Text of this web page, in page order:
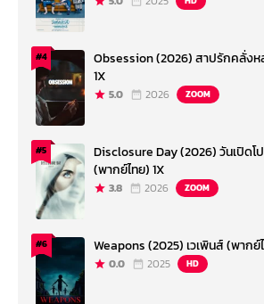
#4
Obsession (2026) สาปรักคลั่ง
1X
5.0 2026 ZOOM
#5
Disclosure Day (2026) วันเปิดโ
(พากย์ไทย) 1X
3.8 2026 ZOOM
#6 Weapons (2025) เวเพินส์ (พากย์
0.0 2025 HD